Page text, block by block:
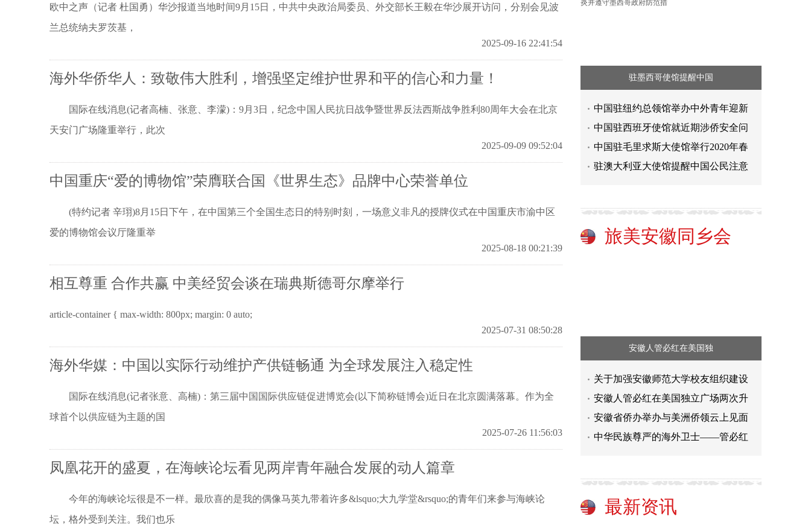
欧中之声（记者 杜国勇）华沙报道当地时间9月15日，中共中央政治局委员、外交部长王毅在华沙展开访问，分别会见波
兰总统纳夫罗茨基，
2025-09-16 22:41:54
海外华侨华人：致敬伟大胜利，增强坚定维护世界和平的信心和力量！
国际在线消息(记者高楠、张意、李濛)：9月3日，纪念中国人民抗日战争暨世界反法西斯战争胜利80周年大会在北京
天安门广场隆重举行，此次
2025-09-09 09:52:04
中国重庆“爱的博物馆”荣膺联合国《世界生态》品牌中心荣誉单位
(特约记者 辛珝)8月15日下午，在中国第三个全国生态日的特别时刻，一场意义非凡的授牌仪式在中国重庆市渝中区
爱的博物馆会议厅隆重举
2025-08-18 00:21:39
相互尊重 合作共赢 中美经贸会谈在瑞典斯德哥尔摩举行
article-container { max-width: 800px; margin: 0 auto;
2025-07-31 08:50:28
海外华媒：中国以实际行动维护产供链畅通 为全球发展注入稳定性
国际在线消息(记者张意、高楠)：第三届中国国际供应链促进博览会(以下简称链博会)近日在北京圆满落幕。作为全
球首个以供应链为主题的国
2025-07-26 11:56:03
凤凰花开的盛夏，在海峡论坛看见两岸青年融合发展的动人篇章
今年的海峡论坛很是不一样。最欣喜的是我的偶像马英九带着许多&lsquo;大九学堂&rsquo;的青年们来参与海峡论
坛，格外受到关注。我们也乐
驻墨西哥使馆提醒中国
中国驻纽约总领馆举办中外青年迎新
中国驻西班牙使馆就近期涉侨安全问
中国驻毛里求斯大使馆举行2020年春
驻澳大利亚大使馆提醒中国公民注意
旅美安徽同乡会
安徽人管必红在美国独
关于加强安徽师范大学校友组织建设
安徽人管必红在美国独立广场两次升
安徽省侨办举办与美洲侨领云上见面
中华民族尊严的海外卫士——管必红
最新资讯
江门深耕“百千万工程”谱写全域提
畅叙桑梓乡情 温州书记勉励侨青共